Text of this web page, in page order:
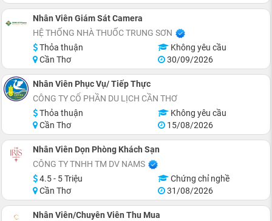
Nhân Viên Giám Sát Camera
HỆ THỐNG NHÀ THUỐC TRUNG SƠN
Thỏa thuận
Không yêu cầu
Cần Thơ
30/09/2026
Nhân Viên Phục Vụ/ Tiếp Thực
CÔNG TY CỔ PHẦN DU LỊCH CẦN THƠ
Thỏa thuận
Không yêu cầu
Cần Thơ
15/08/2026
Nhân Viên Dọn Phòng Khách Sạn
CÔNG TY TNHH TM DV NAMS
4.5 - 5 Triệu
Chứng chỉ nghề
Cần Thơ
31/08/2026
Nhân Viên/Chuyên Viên Thu Mua